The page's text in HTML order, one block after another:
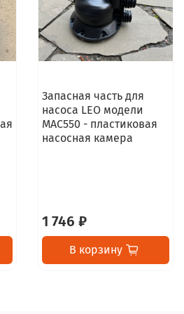
Запасная часть для
насоса LEO модели
MAC550 - пластиковая
насосная камера
1 746 ₽
В корзину